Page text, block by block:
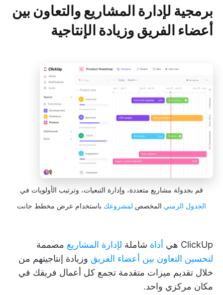
برمجية لإدارة المشاريع والتعاون بين
أعضاء الفريق وزيادة الإنتاجية
قم بجدولة مشاريع متعددة، وإدارة التبعيات، وترتيب الأولويات في
الجدول الزمني المخصص لمشروعك باستخدام عرض مخطط جانت
ClickUp هي أداة شاملة لإدارة المشاريع مصممة
لتحسين التعاون بين أعضاء الفريق وزيادة إنتاجيتهم من
خلال تقديم ميزات متقدمة تجمع كل أعمال فريقك في
مكان مركزي واحد.